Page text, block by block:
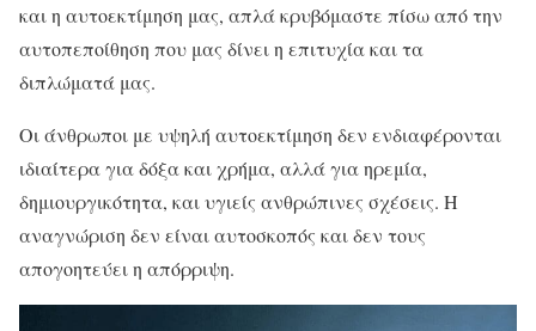
και η αυτοεκτίμηση μας, απλά κρυβόμαστε πίσω από την
αυτοπεποίθηση που μας δίνει η επιτυχία και τα
διπλώματά μας.
Οι άνθρωποι με υψηλή αυτοεκτίμηση δεν ενδιαφέρονται
ιδιαίτερα για δόξα και χρήμα, αλλά για ηρεμία,
δημιουργικότητα, και υγιείς ανθρώπινες σχέσεις. Η
αναγνώριση δεν είναι αυτοσκοπός και δεν τους
απογοητεύει η απόρριψη.